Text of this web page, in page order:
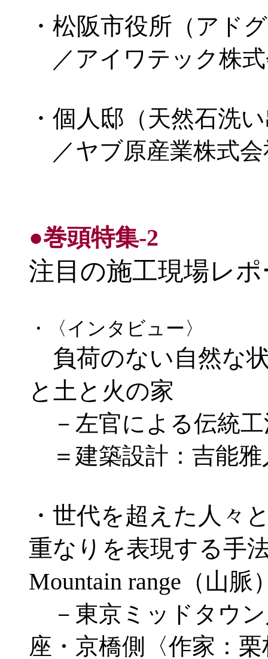
・松阪市役所 （アド
／アイワテック株
・個人邸 （天然石洗
／ヤブ原産業株式会
●巻頭特集-2
注目の施工現場レ
・〈インタビュー〉
負荷のない自然な
と土と火の家
－左官による伝統
＝建築設計：吉能雅
・世代を超えた人々
重なりを表現する手
Mountain range（山脈
－東京ミッドタウ
座・京橋側〈作家：